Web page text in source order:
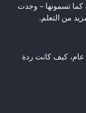
كما تسمونها – وجدت
من التعلم.
حسناً، عندما انتهت الدورة قبل 25,000 عام، كيف كانت ردة